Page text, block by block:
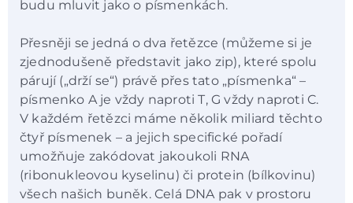
budu mluvit jako o písmenkách.
Přesněji se jedná o dva řetězce (můžeme si je
zjednodušeně představit jako zip), které spolu
párují („drží se“) právě přes tato „písmenka“ –
písmenko A je vždy naproti T, G vždy naproti C.
V každém řetězci máme několik miliard těchto
čtyř písmenek – a jejich specifické pořadí
umožňuje zakódovat jakoukoli RNA
(ribonukleovou kyselinu) či protein (bílkovinu)
všech našich buněk. Celá DNA pak v prostoru